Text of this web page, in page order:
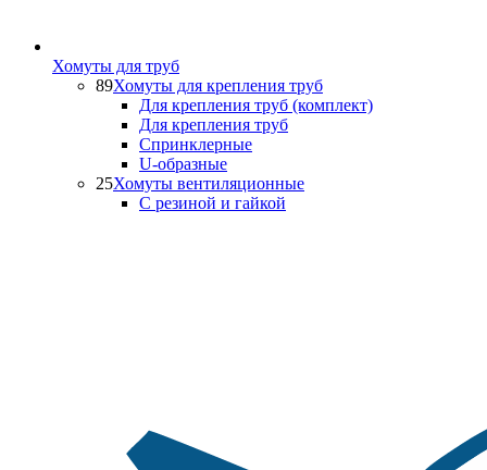
Хомуты для труб
89Хомуты для крепления труб
Для крепления труб (комплект)
Для крепления труб
Спринклерные
U-образные
25Хомуты вентиляционные
С резиной и гайкой